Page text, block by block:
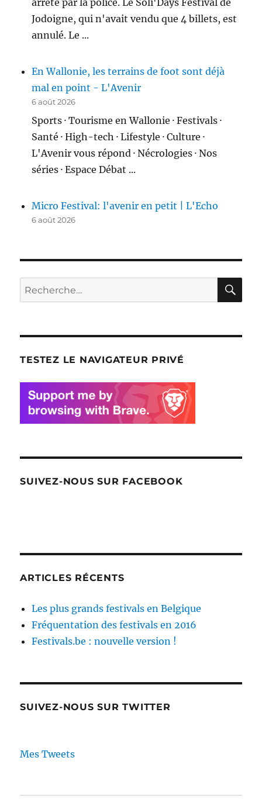
Jodoigne, qui n'avait vendu que 4 billets, est
annulé. Le ...
En Wallonie, les terrains de foot sont déjà
mal en point - L'Avenir
6 août 2026
Sports · Tourisme en Wallonie · Festivals ·
Santé · High-tech · Lifestyle · Culture ·
L'Avenir vous répond · Nécrologies · Nos
séries · Espace Débat ...
Micro Festival: l'avenir en petit | L'Echo
6 août 2026
Recherche
pour
TESTEZ LE NAVIGATEUR PRIVÉ
SUIVEZ-NOUS SUR FACEBOOK
ARTICLES RÉCENTS
Les plus grands festivals en Belgique
Fréquentation des festivals en 2016
Festivals.be : nouvelle version !
SUIVEZ-NOUS SUR TWITTER
Mes Tweets